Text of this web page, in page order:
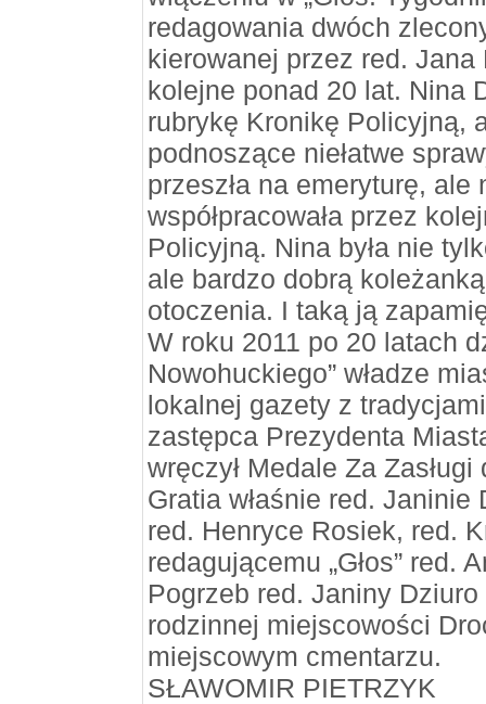
redagowania dwóch
kierowanej przez red.
kolejne ponad 20 lat. Nina
rubrykę Kronikę Policyjną,
podnoszące niełatwe
przeszła na emeryturę, ale
współpracowała przez
Policyjną. Nina była nie
ale bardzo dobrą
otoczenia. I taką ją
W roku 2011 po 20 latach
Nowohuckiego” władze
lokalnej gazety z
zastępca Prezydenta
wręczył Medale Za
Gratia właśnie red.
red. Henryce Rosiek, red.
redagującemu „Głos” red.
Pogrzeb red. Janiny
rodzinnej miejscowości
miejscowym cmentarzu.
SŁAWOMIR PIETRZYK